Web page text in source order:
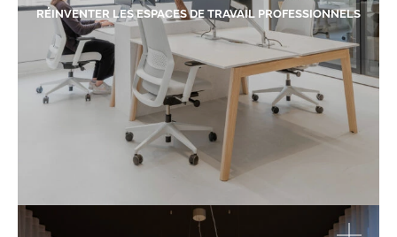
RÉINVENTER LES ESPACES DE TRAVAIL PROFESSIONNELS